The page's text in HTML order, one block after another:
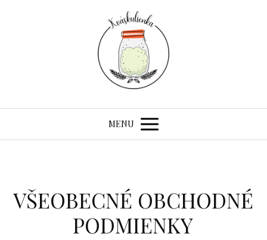
MENU
VŠEOBECNÉ OBCHODNÉ
PODMIENKY